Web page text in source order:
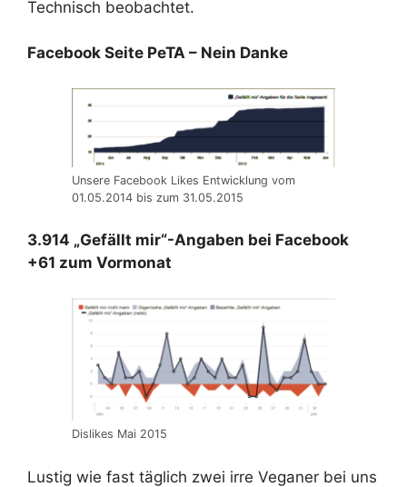
Technisch beobachtet.
Facebook Seite PeTA – Nein Danke
Unsere Facebook Likes Entwicklung vom
01.05.2014 bis zum 31.05.2015
3.914 „Gefällt mir“-Angaben bei Facebook
+61 zum Vormonat
Dislikes Mai 2015
Lustig wie fast täglich zwei irre Veganer bei uns